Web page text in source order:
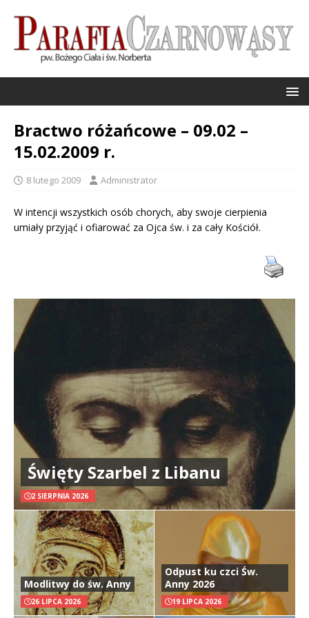
Bractwo różańcowe – 09.02 –
15.02.2009 r.
8 lutego 2009 Administrator
W intencji wszystkich osób chorych, aby swoje cierpienia
umiały przyjąć i ofiarować za Ojca św. i za cały Kościół.
Święty Szarbel z Libanu
2 SIERPNIA 2026
Modlitwy do św. Anny
26 LIPCA 2026
Odpust ku czci Św.
Anny 2026
19 LIPCA 2026